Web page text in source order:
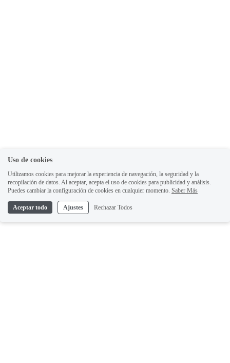
Uso de cookies
Utilizamos cookies para mejorar la experiencia de navegación, la seguridad y la
recopilación de datos. Al aceptar, acepta el uso de cookies para publicidad y análisis.
Puedes cambiar la configuración de cookies en cualquier momento. Saber Más
Aceptar todo Ajustes Rechazar Todos